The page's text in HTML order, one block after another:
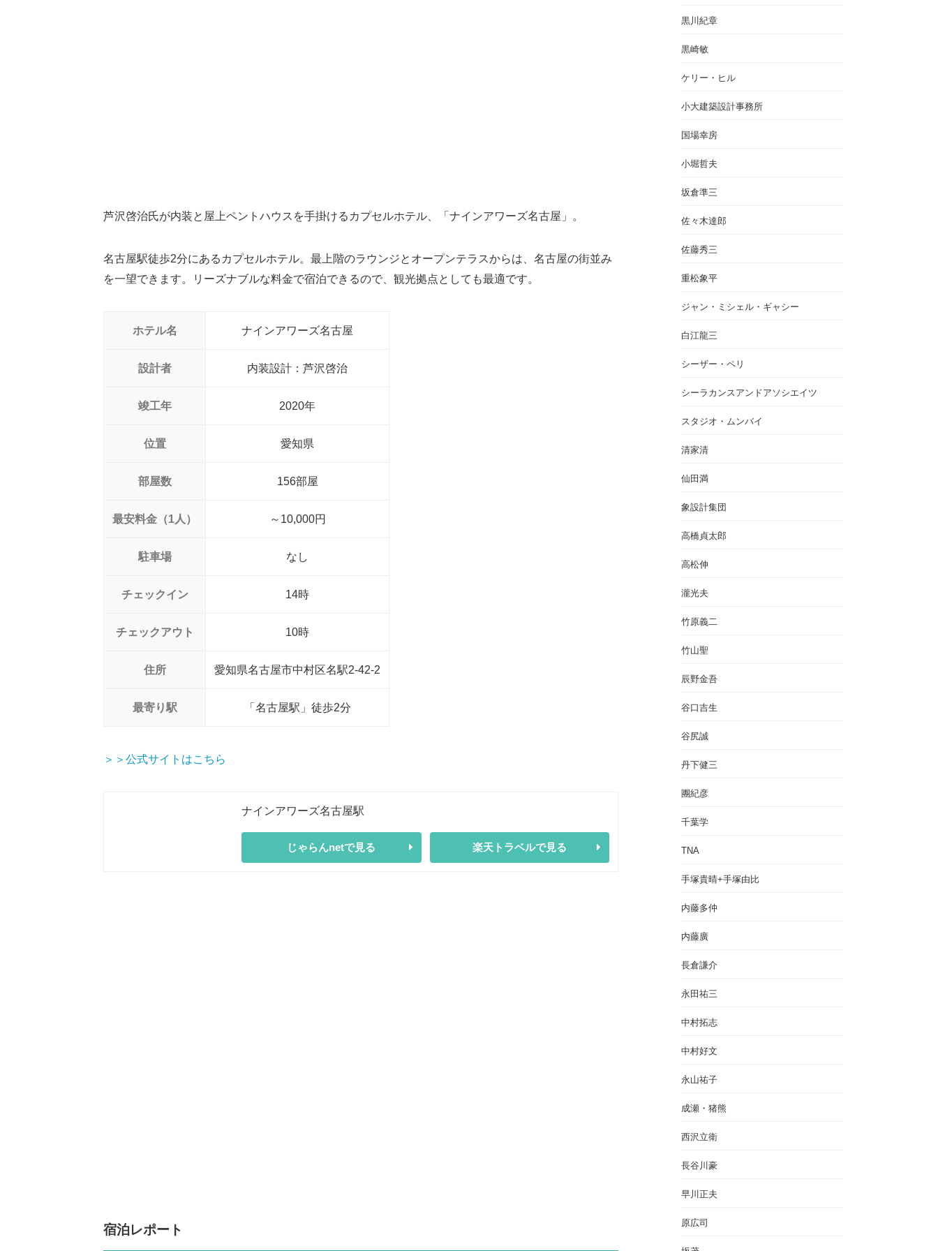
芦沢啓治氏が内装と屋上ペントハウスを手掛けるカプセルホテル、「ナインアワーズ名古屋」。
名古屋駅徒歩2分にあるカプセルホテル。最上階のラウンジとオープンテラスからは、名古屋の街並み
を一望できます。リーズナブルな料金で宿泊できるので、観光拠点としても最適です。
ホテル名 ナインアワーズ名古屋
設計者 内装設計：芦沢啓治
竣工年 2020年
位置 愛知県
部屋数 156部屋
最安料金（1人） ～10,000円
駐車場 なし
チェックイン 14時
チェックアウト 10時
住所 愛知県名古屋市中村区名駅2-42-2
最寄り駅 「名古屋駅」徒歩2分
＞＞公式サイトはこちら
ナインアワーズ名古屋駅
じゃらんnetで見る 楽天トラベルで見る
宿泊レポート
黒川紀章
黒崎敏
ケリー・ヒル
小大建築設計事務所
国場幸房
小堀哲夫
坂倉準三
佐々木達郎
佐藤秀三
重松象平
ジャン・ミシェル・ギャシー
白江龍三
シーザー・ペリ
シーラカンスアンドアソシエイツ
スタジオ・ムンバイ
清家清
仙田満
象設計集団
高橋貞太郎
高松伸
瀧光夫
竹原義二
竹山聖
辰野金吾
谷口吉生
谷尻誠
丹下健三
團紀彦
千葉学
TNA
手塚貴晴+手塚由比
内藤多仲
内藤廣
長倉謙介
永田祐三
中村拓志
中村好文
永山祐子
成瀬・猪熊
西沢立衛
長谷川豪
早川正夫
原広司